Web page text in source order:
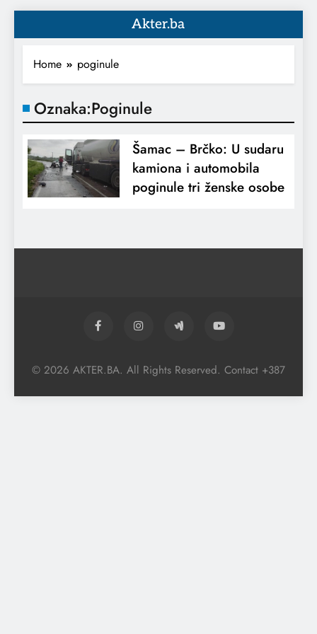
Akter.ba
Home poginule
Oznaka:Poginule
Šamac – Brčko: U sudaru
kamiona i automobila
poginule tri ženske osobe
© 2026 AKTER.BA. All Rights Reserved. Contact +387